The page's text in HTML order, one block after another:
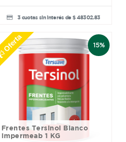
3 cuotas sin interés de $ 48302.83
15%
Oferta
Frentes Tersinol Blanco
Impermeab 1 KG